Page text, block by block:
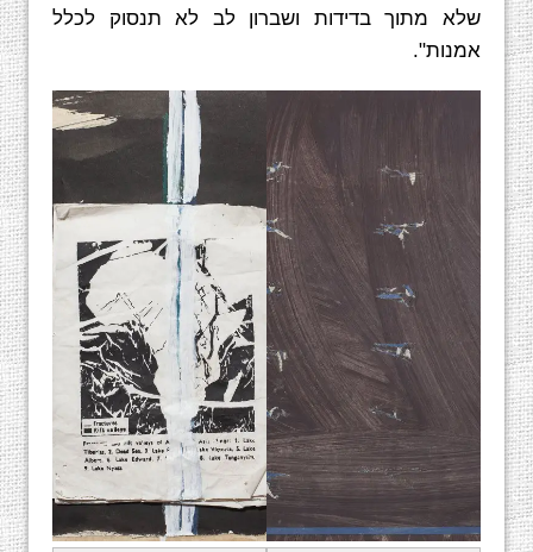
שלא מתוך בדידות ושברון לב לא תנסוק לכלל
אמנות".